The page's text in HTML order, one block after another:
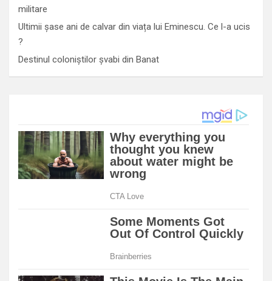
militare
Ultimii șase ani de calvar din viața lui Eminescu. Ce l-a ucis
?
Destinul coloniștilor șvabi din Banat